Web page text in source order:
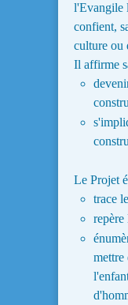
l'Evangile
confient,
culture ou
Il affirme
Le Projet
trace
repère